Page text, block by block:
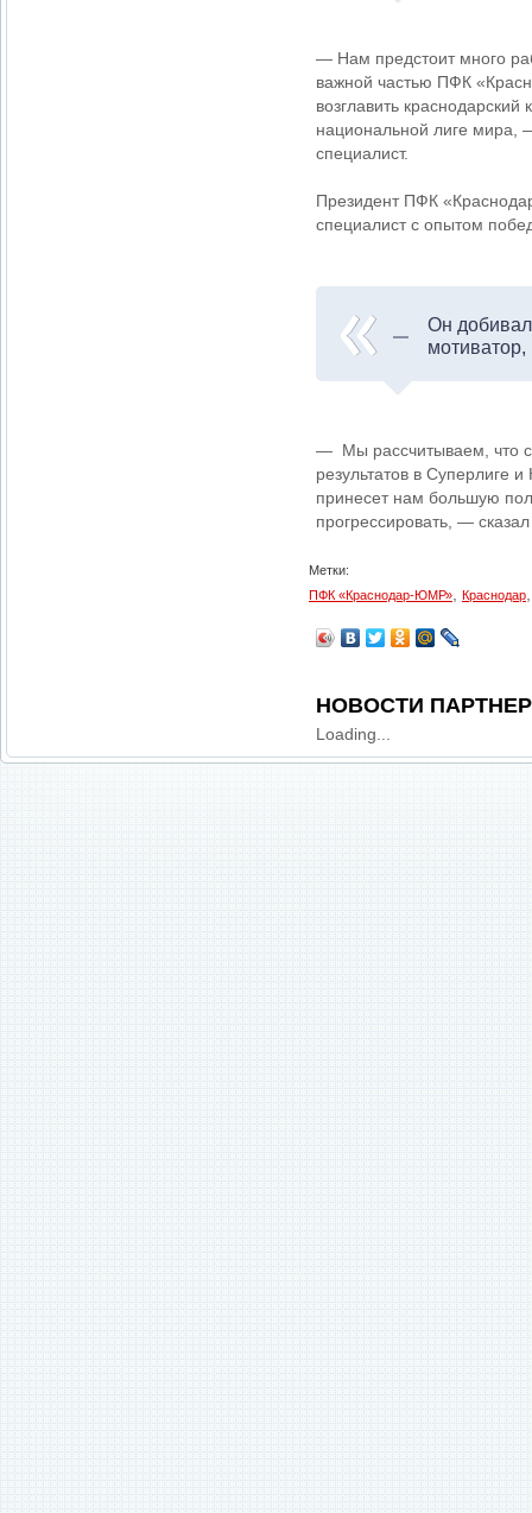
— Нам предстоит много
важной частью ПФК
возглавить
национальной лиге мира,
специалист.
Президент ПФК
специалист с опытом
Он
— Мы рассчитываем, что
результатов в Суперлиге
принесет нам большую
прогрессировать, —
Метки:
ПФК «Краснодар-ЮМР», Краснодар
НОВОСТИ
Loading...